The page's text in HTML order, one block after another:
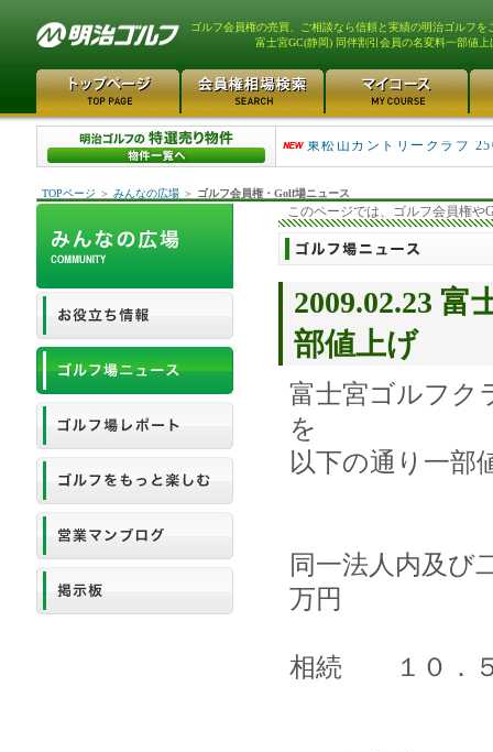
ゴルフ会員権の売買、ご相談なら信頼と実績の明治ゴルフを
富士宮GC(静岡) 同伴割引会員の名変料一部値上
平塚富士見カントリーク
東松山カントリークラブ
TOPページ ＞ みんなの広場 ＞ ゴルフ会員権・Golf場ニュース
このページでは、ゴルフ会員権や
2009.02.23
部値上げ
富士宮ゴルフク
を
以下の通り一部
同一法人内及
万円
相続 １０．